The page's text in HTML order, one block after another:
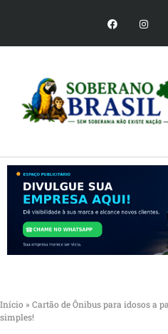
Início » Cartão de Ônibus para idosos a
simples!